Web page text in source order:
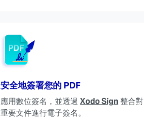
安全地簽署您的 PDF
應用數位簽名，並透過 Xodo Sign 整合對
重要文件進行電子簽名。